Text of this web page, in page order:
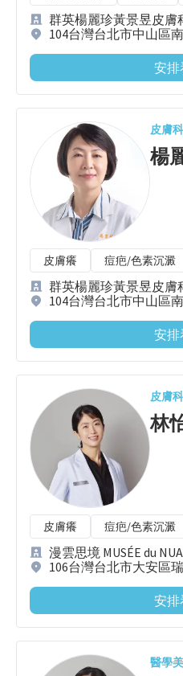
群英楊麗珍黃景昱皮膚
104台灣台北市中山區
安排
皮膚科
楊
皮膚癢 痘疤/色素沉澱
群英楊麗珍黃景昱皮膚
104台灣台北市中山區
安排
皮膚科
林
皮膚癢 痘疤/色素沉澱
漫雲思境 MUSÉE du
106台灣台北市大安區
安排
醫學